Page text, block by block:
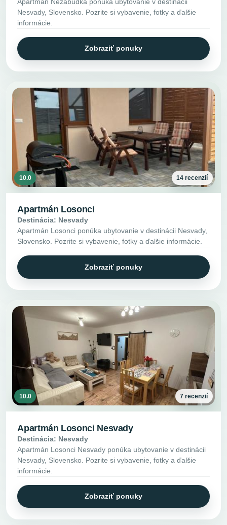
Nesvady, Slovensko. Pozrite si vybavenie, fotky a ďalšie
informácie.
Zobraziť ponuky
10.0 14 recenzií
Apartmán Losonci
Destinácia: Nesvady
Apartmán Losonci ponúka ubytovanie v destinácii Nesvady,
Slovensko. Pozrite si vybavenie, fotky a ďalšie informácie.
Zobraziť ponuky
10.0 7 recenzií
Apartmán Losonci Nesvady
Destinácia: Nesvady
Apartmán Losonci Nesvady ponúka ubytovanie v destinácii
Nesvady, Slovensko. Pozrite si vybavenie, fotky a ďalšie
informácie.
Zobraziť ponuky